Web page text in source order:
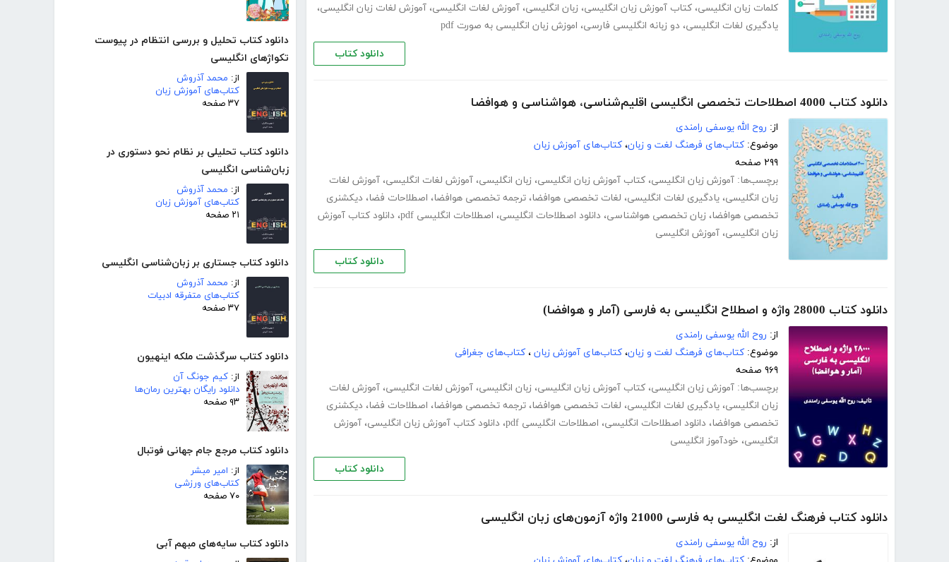
دانلود کتاب تحلیل و بررسی انتظام در پیوست
تکواژهای انگلیسی
از: محمد آذروش
کتاب‌های آموزش زبان
۳۷ صفحه
دانلود کتاب تحلیلی بر نظام نحو دستوری در
زبان‌شناسی انگلیسی
از: محمد آذروش
کتاب‌های آموزش زبان
۲۱ صفحه
دانلود کتاب جستاری بر زبان‌شناسی انگلیسی
از: محمد آذروش
کتاب‌های متفرقه ادبیات
۳۷ صفحه
دانلود کتاب سرگذشت ملکه اینهیون
از: کیم جونگ آن
دانلود رایگان بهترین رمان‌ها
۹۳ صفحه
دانلود کتاب مرجع جام جهانی فوتبال
از: امیر مبشر
کتاب‌های ورزشی
۷۰ صفحه
دانلود کتاب سایه‌های مبهم آبی
کلمات زبان انگلیسی، کتاب آموزش زبان انگلیسی، زبان انگلیسی، آموزش لغات انگلیسی، آموزش لغات زبان انگلیسی،
یادگیری لغات انگلیسی، دو زبانه انگلیسی فارسی، اموزش زبان انگلیسی به صورت pdf
دانلود کتاب
دانلود کتاب 4000 اصطلاحات تخصصی انگلیسی اقلیم‌شناسی، هواشناسی و هوافضا
از: روح الله یوسفی رامندی
موضوع: کتاب‌های فرهنگ لغت و زبان، کتاب‌های آموزش زبان
۲۹۹ صفحه
برچسب‌ها: آموزش زبان انگلیسی، کتاب آموزش زبان انگلیسی، زبان انگلیسی، آموزش لغات انگلیسی، آموزش لغات
زبان انگلیسی، یادگیری لغات انگلیسی، لغات تخصصی هوافضا، ترجمه تخصصی هوافضا، اصطلاحات فضا، دیکشنری
تخصصی هوافضا، زبان تخصصی هواشناسی، دانلود اصطلاحات انگلیسی، اصطلاحات انگلیسی pdf ، دانلود کتاب آموزش
زبان انگلیسی، آموزش انگلیسی
دانلود کتاب
دانلود کتاب 28000 واژه و اصطلاح انگلیسی به فارسی (آمار و هوافضا)
از: روح الله یوسفی رامندی
موضوع: کتاب‌های فرهنگ لغت و زبان، کتاب‌های آموزش زبان ، کتاب‌های جغرافی
۹۶۹ صفحه
برچسب‌ها: آموزش زبان انگلیسی، کتاب آموزش زبان انگلیسی، زبان انگلیسی، آموزش لغات انگلیسی، آموزش لغات
زبان انگلیسی، یادگیری لغات انگلیسی، لغات تخصصی هوافضا، ترجمه تخصصی هوافضا، اصطلاحات فضا، دیکشنری
تخصصی هوافضا، دانلود اصطلاحات انگلیسی، اصطلاحات انگلیسی pdf ، دانلود کتاب آموزش زبان انگلیسی، آموزش
انگلیسی، خودآموز انگلیسی
دانلود کتاب
دانلود کتاب فرهنگ لغت انگلیسی به فارسی 21000 واژه آزمون‌های زبان انگلیسی
از: روح الله یوسفی رامندی